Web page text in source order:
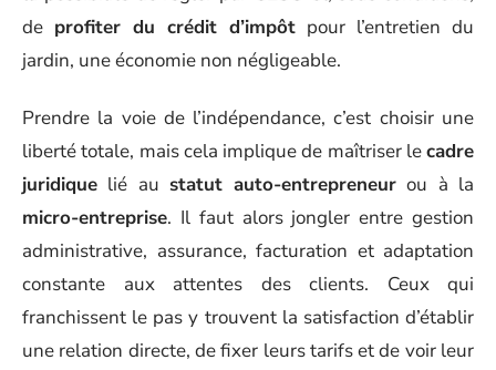
de profiter du crédit d’impôt pour l’entretien du
jardin, une économie non négligeable.
Prendre la voie de l’indépendance, c’est choisir une
liberté totale, mais cela implique de maîtriser lecadre
juridique lié au statut auto-entrepreneur ou à la
micro-entreprise. Il faut alors jongler entre gestion
administrative, assurance, facturation et adaptation
constante aux attentes des clients. Ceux qui
franchissent le pas y trouvent la satisfaction d’établir
une relation directe, de fixer leurs tarifs et de voir leur